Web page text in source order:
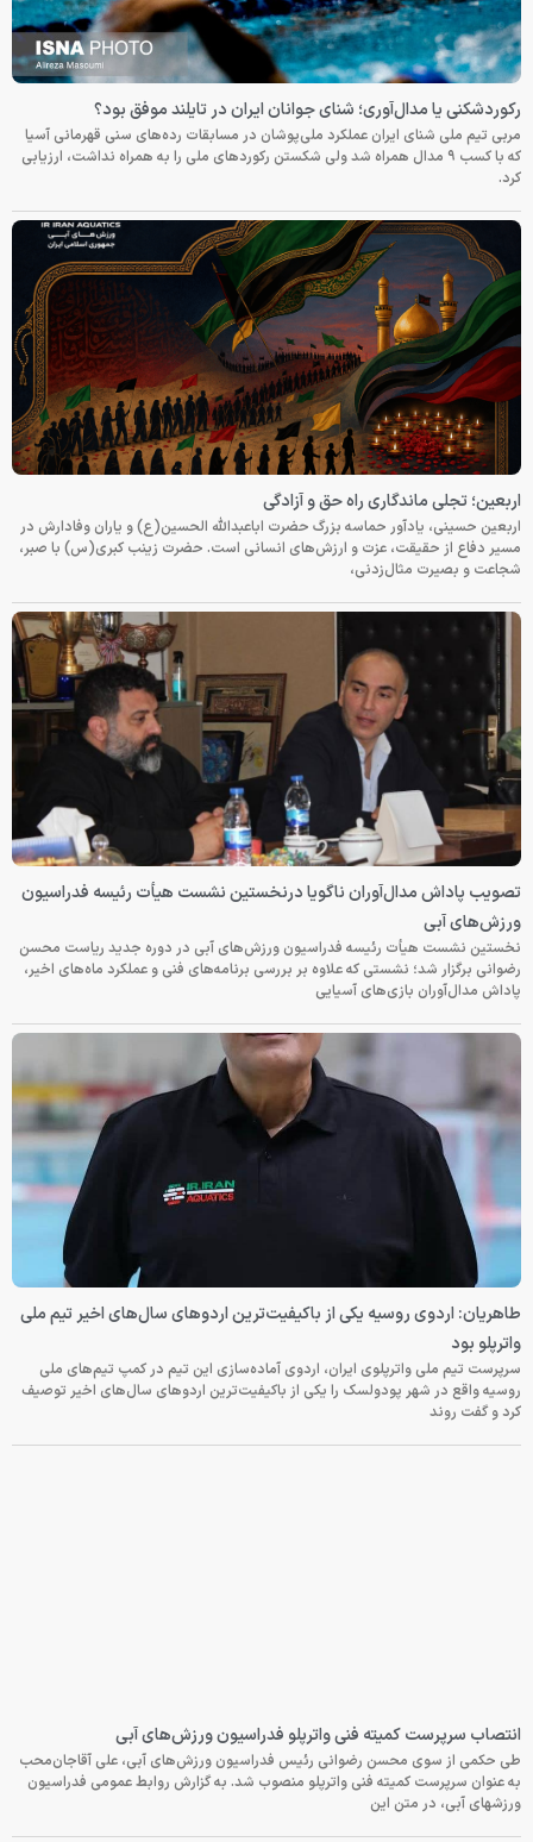
رکوردشکنی یا مدال‌آوری؛ شنای جوانان ایران در تایلند موفق بود؟
مربی تیم ملی شنای ایران عملکرد ملی‌پوشان در مسابقات رده‌های سنی قهرمانی آسیا
که با کسب ۹ مدال همراه شد ولی شکستن رکوردهای ملی را به همراه نداشت، ارزیابی
کرد.
اربعین؛ تجلی ماندگاری راه حق و آزادگی
اربعین حسینی، یادآور حماسه بزرگ حضرت اباعبدالله الحسین(ع) و یاران وفادارش در
مسیر دفاع از حقیقت، عزت و ارزش‌های انسانی است. حضرت زینب کبری(س) با صبر،
شجاعت و بصیرت مثال‌زدنی،
تصویب پاداش مدال‌آوران ناگویا درنخستین نشست هیأت رئیسه فدراسیون
ورزش‌های آبی
نخستین نشست هیأت رئیسه فدراسیون ورزش‌های آبی در دوره جدید ریاست محسن
رضوانی برگزار شد؛ نشستی که علاوه بر بررسی برنامه‌های فنی و عملکرد ماه‌های اخیر،
پاداش مدال‌آوران بازی‌های آسیایی
طاهریان: اردوی روسیه یکی از باکیفیت‌ترین اردوهای سال‌های اخیر تیم ملی
واترپلو بود
سرپرست تیم ملی واترپلوی ایران، اردوی آماده‌سازی این تیم در کمپ تیم‌های ملی
روسیه واقع در شهر پودولسک را یکی از باکیفیت‌ترین اردوهای سال‌های اخیر توصیف
کرد و گفت روند
انتصاب سرپرست کمیته فنی واترپلو فدراسیون ورزش‌های آبی
طی حکمی از سوی محسن رضوانی رئیس فدراسیون ورزش‌های آبی، علی آقاجان‌محب
به عنوان سرپرست کمیته فنی واترپلو منصوب شد. به گزارش روابط عمومی فدراسیون
ورزشهای آبی، در متن این